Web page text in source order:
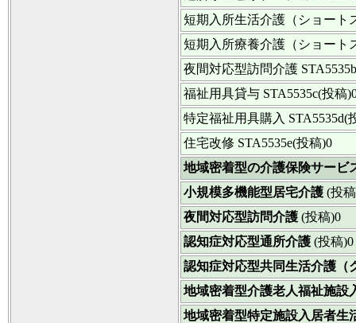
短期入所生活介護（ショート
短期入所療養介護（ショート
夜間対応型訪問介護
福祉用具貸与 STA5535c(投稿
特定福祉用具購入 STA5535d(
住宅改修 STA5535e(投稿)0
地域密着型の介護保険サービ
小規模多機能型居宅介護 (投
夜間対応型訪問介護 (投稿)0
認知症対応型通所介護 (投稿)0
認知症対応型共同生活介護（
地域密着型介護老人福祉施設
地域密着型特定施設入居者生